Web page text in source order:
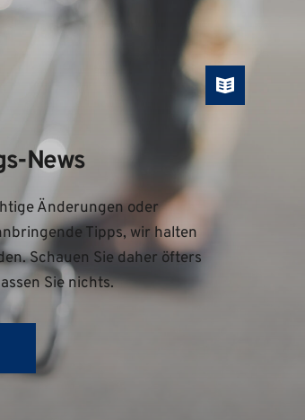
News
Änderungen oder
Tipps, wir halten
Schauen Sie daher öfters
Sie nichts.